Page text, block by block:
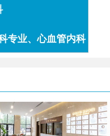
专业、心血管内科